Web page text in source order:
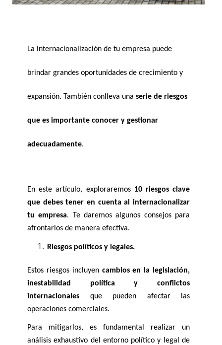
La internacionalización de tu empresa puede
brindar grandes oportunidades de crecimiento y
expansión. También conlleva una serie de riesgos
que es importante conocer y gestionar
adecuadamente.
En este artículo, exploraremos 10 riesgos clave
que debes tener en cuenta al internacionalizar
tu empresa. Te daremos algunos consejos para
afrontarlos de manera efectiva.
Riesgos políticos y legales.
Estos riesgos incluyen cambios en la legislación,
inestabilidad política y conflictos
internacionales que pueden afectar las
operaciones comerciales.
Para mitigarlos, es fundamental realizar un
análisis exhaustivo del entorno político y legal de